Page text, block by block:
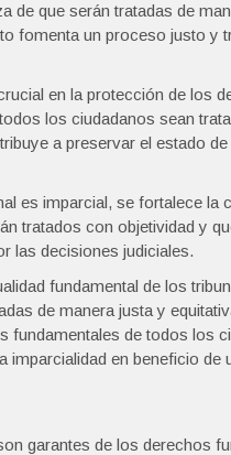
de que serán tratadas de
fomenta un proceso justo y
en la protección de los
los ciudadanos sean
a preservar el estado
es imparcial, se fortalece
tratados con objetividad y
las decisiones judiciales.
fundamental de los
de manera justa y
fundamentales de todos los
imparcialidad en beneficio de
garantes de los derechos